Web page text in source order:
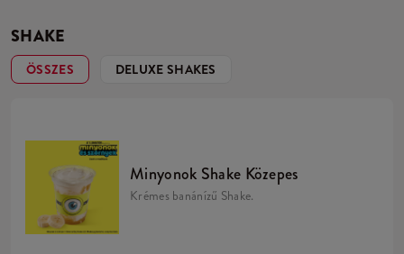
SHAKE
ÖSSZES DELUXE SHAKES
Minyonok Shake Közepes
Krémes banánízű Shake.